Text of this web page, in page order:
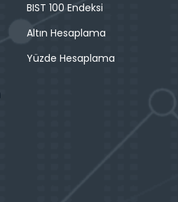
BIST 100 Endeksi
Altın Hesaplama
Yüzde Hesaplama